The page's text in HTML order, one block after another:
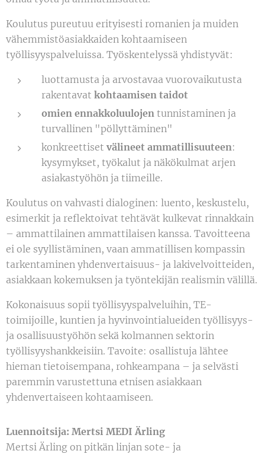
Koulutus pureutuu erityisesti romanien ja muiden
vähemmistöasiakkaiden kohtaamiseen
työllisyyspalveluissa. Työskentelyssä yhdistyvät:
luottamusta ja arvostavaa vuorovaikutusta
rakentavat kohtaamisen taidot
omien ennakkoluulojen tunnistaminen ja
turvallinen "pöllyttäminen"
konkreettiset välineet ammatillisuuteen:
kysymykset, työkalut ja näkökulmat arjen
asiakastyöhön ja tiimeille.
Koulutus on vahvasti dialoginen: luento, keskustelu,
esimerkit ja reflektoivat tehtävät kulkevat rinnakkain
– ammattilainen ammattilaisen kanssa. Tavoitteena
ei ole syyllistäminen, vaan ammatillisen kompassin
tarkentaminen yhdenvertaisuus- ja lakivelvoitteiden,
asiakkaan kokemuksen ja työntekijän realismin välillä.
Kokonaisuus sopii työllisyyspalveluihin, TE-
toimijoille, kuntien ja hyvinvointialueiden työllisyys-
ja osallisuustyöhön sekä kolmannen sektorin
työllisyyshankkeisiin. Tavoite: osallistuja lähtee
hieman tietoisempana, rohkeampana – ja selvästi
paremmin varustettuna etnisen asiakkaan
yhdenvertaiseen kohtaamiseen.
Luennoitsija: Mertsi MEDI Ärling
Mertsi Ärling on pitkän linjan sote- ja